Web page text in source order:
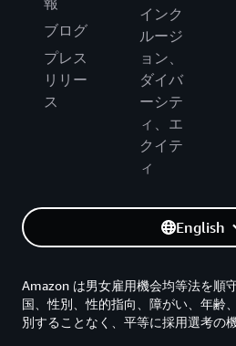
ブログ
プレス
リリー
ス
インク
ルージ
ョン、
ダイバ
ーシテ
ィ、エ
クイテ
ィ
English
Amazon は男女雇用機会均等法を順
国、性別、性的指向、障がい、年齢
別することなく、平等に採用選考の